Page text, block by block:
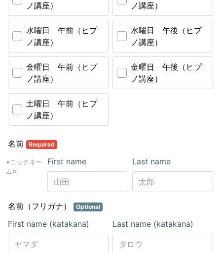
ノ講座）
ノ講座）
水曜日 午前（ヒプ
ノ講座）
水曜日 午後（ヒプ
ノ講座）
金曜日 午前（ヒプ
ノ講座）
金曜日 午後（ヒプ
ノ講座）
土曜日 午前（ヒプ
ノ講座）
名前 Required
Last name
First name
※ニックネー
ム可
名前（フリガナ） Optional
Last name (katakana)
First name (katakana)